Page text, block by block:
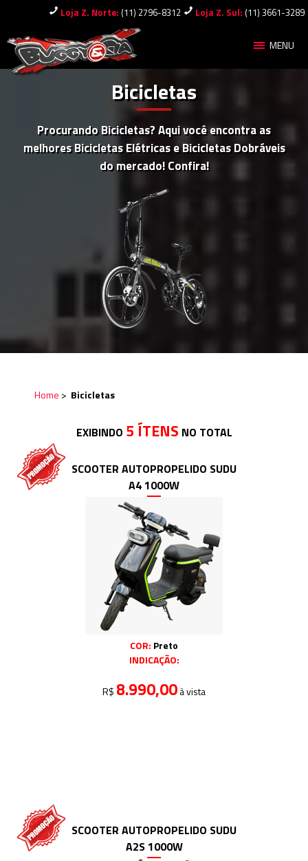
Loja Z. Sul: (11) 3661-3289
Loja Z. Norte: (11) 2796-8312
MENU
Bicicletas
Procurando Bicicletas? Aqui você encontra as
melhores Bicicletas Elétricas e Bicicletas Dobráveis
do mercado! Confira!
Home > Bicicletas
EXIBINDO 5 ÍTENS NO TOTAL
SCOOTER AUTOPROPELIDO SUDU
A4 1000W
COR: Preto
INDICAÇÃO:
R$ 8.990,00à vista
SCOOTER AUTOPROPELIDO SUDU
A2S 1000W